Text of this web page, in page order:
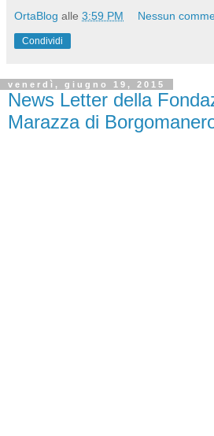
OrtaBlog alle 3:59 PM Nessun
Condividi
venerdì, giugno 19, 2015
News Letter della
Marazza di